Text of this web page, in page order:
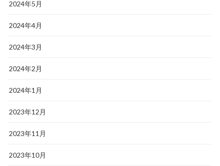
2024年5月
2024年4月
2024年3月
2024年2月
2024年1月
2023年12月
2023年11月
2023年10月